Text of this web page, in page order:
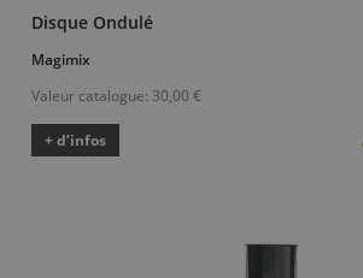
Disque Ondulé
Magimix
Valeur catalogue: 30,00 €
+ d’infos